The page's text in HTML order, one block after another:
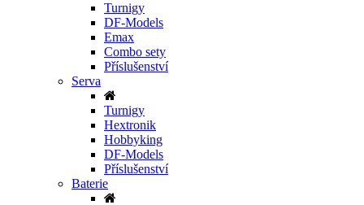
Turnigy
DF-Models
Emax
Combo sety
Příslušenství
Serva
Turnigy
Hextronik
Hobbyking
DF-Models
Příslušenství
Baterie